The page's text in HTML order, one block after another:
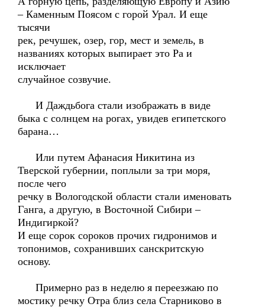
– Каменным Поясом с горой Урал. И еще
тысячи
рек, речушек, озер, гор, мест и земель, в
названиях которых выпирает это Ра и
исключает
случайное созвучие.
И Даждьбога стали изображать в виде
быка с солнцем на рогах, увидев египетского
барана…
Или путем Афанасия Никитина из
Тверской губернии, поплыли за три моря,
после чего
речку в Вологодской области стали именовать
Ганга, а другую, в Восточной Сибири –
Индигиркой?
И еще сорок сороков прочих гидронимов и
топонимов, сохранивших санскритскую
основу.
Примерно раз в неделю я переезжаю по
мостику речку Отра близ села Старниково в